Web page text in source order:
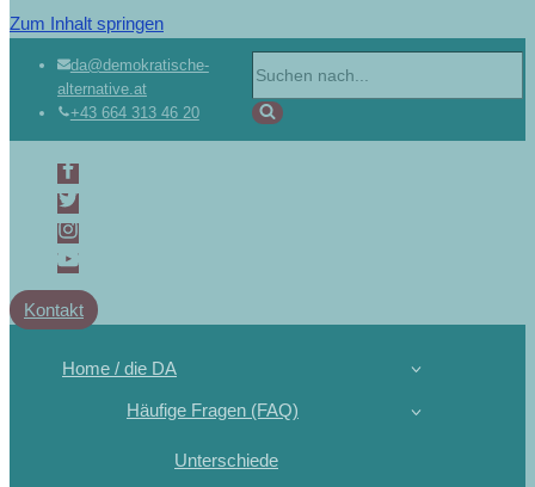
Zum Inhalt springen
da@demokratische-
alternative.at
+43 664 313 46 20
Kontakt
Home / die DA
Häufige Fragen (FAQ)
Unterschiede